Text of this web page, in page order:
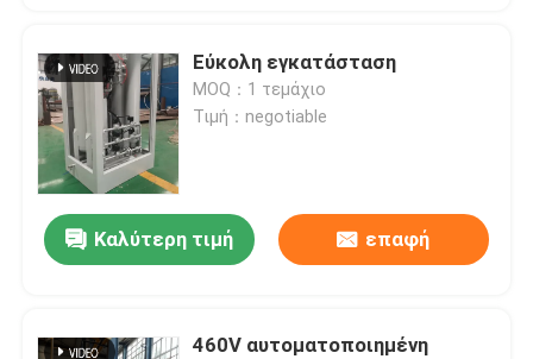
Σπίτι
Εύκολη εγκατάσταση
MOQ：1 τεμάχιο
Τιμή：negotiable
Καλύτερη τιμή επαφή
460V αυτοματοποιημένη